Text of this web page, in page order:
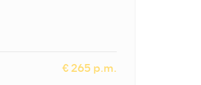
€ 265 p.m.